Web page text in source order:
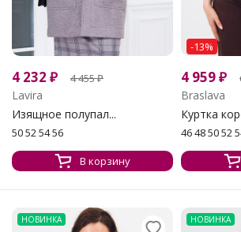
4 232 ₽ 4 455₽
Lavira
Изящное полупал...
50 52 54 56
В корзину
-13%
4 959₽
Braslava
Куртка
46 48 50 52
НОВИНКА НОВИНКА